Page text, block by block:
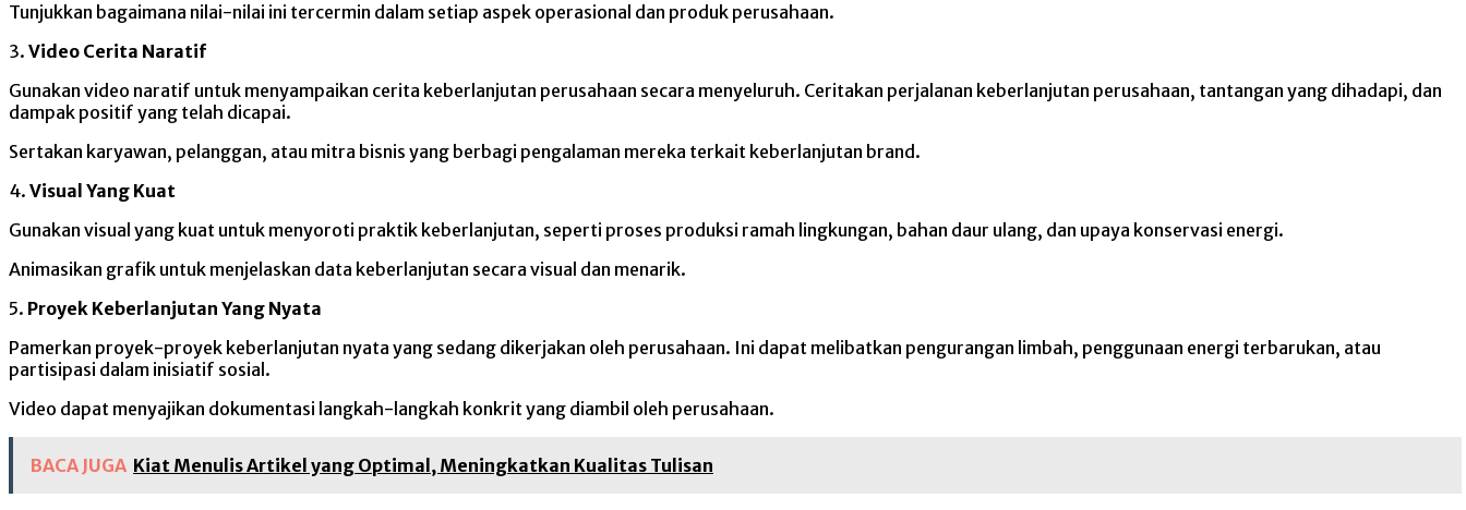
Tunjukkan bagaimana nilai-nilai ini tercermin dalam setiap aspek operasional dan produk perusahaan.
3. Video Cerita Naratif
Gunakan video naratif untuk menyampaikan cerita keberlanjutan perusahaan secara menyeluruh. Ceritakan perjalanan keberlanjutan perusahaan, tantangan yang dihadapi, dan
dampak positif yang telah dicapai.
Sertakan karyawan, pelanggan, atau mitra bisnis yang berbagi pengalaman mereka terkait keberlanjutan brand.
4. Visual Yang Kuat
Gunakan visual yang kuat untuk menyoroti praktik keberlanjutan, seperti proses produksi ramah lingkungan, bahan daur ulang, dan upaya konservasi energi.
Animasikan grafik untuk menjelaskan data keberlanjutan secara visual dan menarik.
5. Proyek Keberlanjutan Yang Nyata
Pamerkan proyek-proyek keberlanjutan nyata yang sedang dikerjakan oleh perusahaan. Ini dapat melibatkan pengurangan limbah, penggunaan energi terbarukan, atau
partisipasi dalam inisiatif sosial.
Video dapat menyajikan dokumentasi langkah-langkah konkrit yang diambil oleh perusahaan.
BACA JUGA Kiat Menulis Artikel yang Optimal, Meningkatkan Kualitas Tulisan